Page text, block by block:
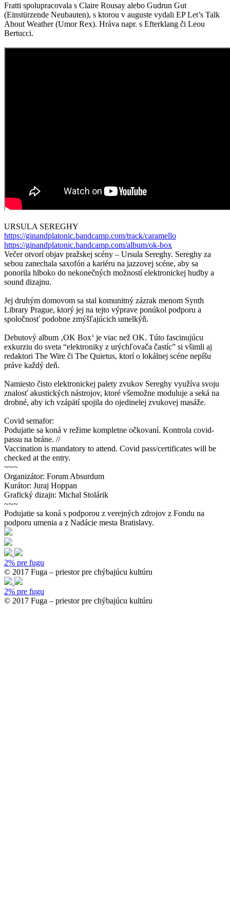
Fratti spolupracovala s Claire Rousay alebo Gudrun Gut
(Einstürzende Neubauten), s ktorou v auguste vydali EP Let’s Talk
About Weather (Umor Rex). Hráva napr. s Efterklang či Leou
Bertucci.
URSULA SEREGHY
https://ginandplatonic.bandcamp.com/track/caramello
https://ginandplatonic.bandcamp.com/album/ok-box
Večer otvorí objav pražskej scény – Ursula Sereghy. Sereghy za
sebou zanechala saxofón a kariéru na jazzovej scéne, aby sa
ponorila hlboko do nekonečných možností elektronickej hudby a
sound dizajnu.
Jej druhým domovom sa stal komunitný zázrak menom Synth
Library Prague, ktorý jej na tejto výprave ponúkol podporu a
spoločnosť podobne zmýšľajúcich umelkýň.
Debutový album ‚OK Box‘ je viac než OK. Túto fascinujúcu
exkurziu do sveta “elektroniky z urýchľovača častíc” si všimli aj
redaktori The Wire či The Quietus, ktorí o lokálnej scéne nepíšu
práve každý deň.
Namiesto čisto elektronickej palety zvukov Sereghy využíva svoju
znalosť akustických nástrojov, ktoré všemožne moduluje a seká na
drobné, aby ich vzápätí spojila do ojedinelej zvukovej masáže.
Covid semafor:
Podujatie sa koná v režime kompletne očkovaní. Kontrola covid-
passu na bráne. //
Vaccination is mandatory to attend. Covid pass/certificates will be
checked at the entry.
~~~
Organizátor: Forum Absurdum
Kurátor: Juraj Hoppan
Grafický dizajn: Michal Stolárik
~~~
Podujatie sa koná s podporou z verejných zdrojov z Fondu na
podporu umenia a z Nadácie mesta Bratislavy.
2% pre fugu
© 2017 Fuga – priestor pre chýbajúcu kultúru
2% pre fugu
© 2017 Fuga – priestor pre chýbajúcu kultúru